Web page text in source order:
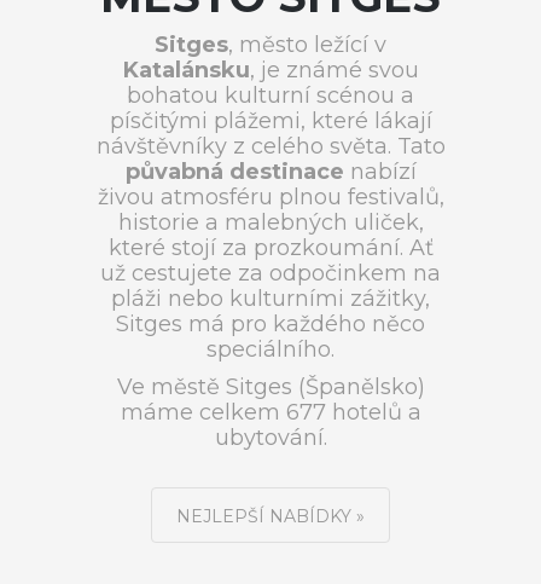
Sitges, město ležící v
Katalánsku, je známé svou
bohatou kulturní scénou a
písčitými plážemi, které lákají
návštěvníky z celého světa. Tato
půvabná destinace nabízí
živou atmosféru plnou festivalů,
historie a malebných uliček,
které stojí za prozkoumání. Ať
už cestujete za odpočinkem na
pláži nebo kulturními zážitky,
Sitges má pro každého něco
speciálního.
Ve městě Sitges (Španělsko)
máme celkem 677 hotelů a
ubytování.
NEJLEPŠÍ NABÍDKY »